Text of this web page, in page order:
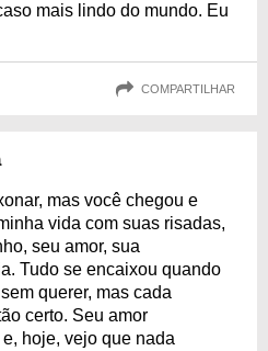
mais lindo do mundo. Eu
COMPARTILHAR
mas você chegou e
vida com suas risadas,
seu amor, sua
Tudo se encaixou quando
querer, mas cada
certo. Seu amor
hoje, vejo que nada